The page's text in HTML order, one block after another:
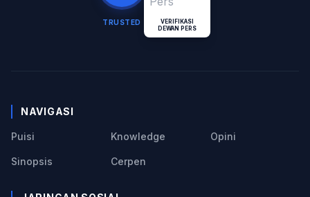
TRUSTED
VERIFIKASI
DEWAN PERS
NAVIGASI
Puisi Knowledge Opini
Sinopsis Cerpen